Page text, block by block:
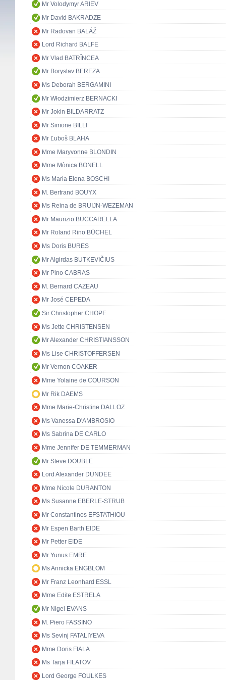
Mr Volodymyr ARIEV
Mr David BAKRADZE
Mr Radovan BALÁŽ
Lord Richard BALFE
Mr Vlad BATRÎNCEA
Mr Boryslav BEREZA
Ms Deborah BERGAMINI
Mr Włodzimierz BERNACKI
Mr Jokin BILDARRATZ
Mr Simone BILLI
Mr Ľuboš BLAHA
Mme Maryvonne BLONDIN
Mme Mònica BONELL
Ms Maria Elena BOSCHI
M. Bertrand BOUYX
Ms Reina de BRUIJN-WEZEMAN
Mr Maurizio BUCCARELLA
Mr Roland Rino BÜCHEL
Ms Doris BURES
Mr Algirdas BUTKEVIČIUS
Mr Pino CABRAS
M. Bernard CAZEAU
Mr José CEPEDA
Sir Christopher CHOPE
Ms Jette CHRISTENSEN
Mr Alexander CHRISTIANSSON
Ms Lise CHRISTOFFERSEN
Mr Vernon COAKER
Mme Yolaine de COURSON
Mr Rik DAEMS
Mme Marie-Christine DALLOZ
Ms Vanessa D'AMBROSIO
Ms Sabrina DE CARLO
Mme Jennifer DE TEMMERMAN
Mr Steve DOUBLE
Lord Alexander DUNDEE
Mme Nicole DURANTON
Ms Susanne EBERLE-STRUB
Mr Constantinos EFSTATHIOU
Mr Espen Barth EIDE
Mr Petter EIDE
Mr Yunus EMRE
Ms Annicka ENGBLOM
Mr Franz Leonhard ESSL
Mme Edite ESTRELA
Mr Nigel EVANS
M. Piero FASSINO
Ms Sevinj FATALIYEVA
Mme Doris FIALA
Ms Tarja FILATOV
Lord George FOULKES